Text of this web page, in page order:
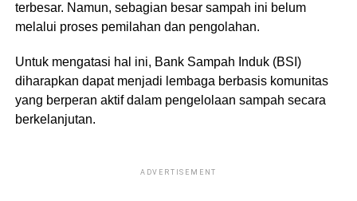
terbesar. Namun, sebagian besar sampah ini belum
melalui proses pemilahan dan pengolahan.
Untuk mengatasi hal ini, Bank Sampah Induk (BSI)
diharapkan dapat menjadi lembaga berbasis komunitas
yang berperan aktif dalam pengelolaan sampah secara
berkelanjutan.
ADVERTISEMENT